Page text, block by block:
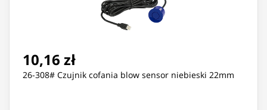
10,16 zł
26-308# Czujnik cofania blow sensor niebieski 22mm